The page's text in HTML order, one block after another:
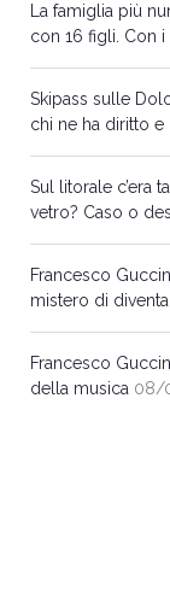
La famiglia più
con 16 figli. Con i
Skipass sulle
chi ne ha diritto
Sul litorale c’era
vetro? Caso o
Francesco
mistero di
Francesco
della musica 08/